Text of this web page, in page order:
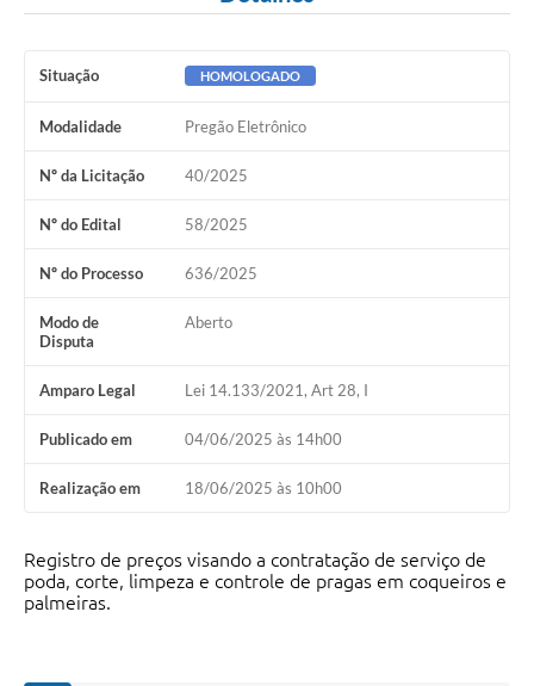
Situação HOMOLOGADO
Modalidade Pregão Eletrônico
Nº da Licitação 40/2025
Nº do Edital 58/2025
Nº do Processo 636/2025
Modo de
Disputa
Aberto
Amparo Legal Lei 14.133/2021, Art 28, I
Publicado em 04/06/2025 às 14h00
Realização em 18/06/2025 às 10h00
Registro de preços visando a contratação de serviço de
poda, corte, limpeza e controle de pragas em coqueiros e
palmeiras.